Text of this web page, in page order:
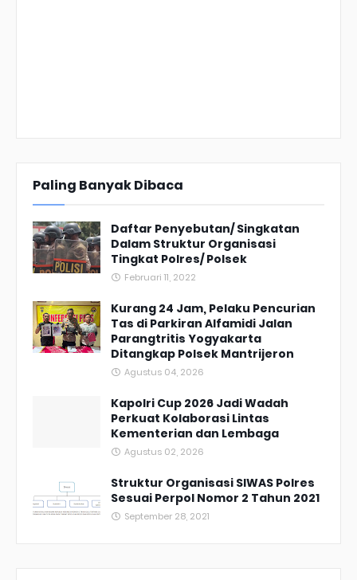
Paling Banyak Dibaca
Daftar Penyebutan/ Singkatan
Dalam Struktur Organisasi
Tingkat Polres/ Polsek
Februari 11, 2022
Kurang 24 Jam, Pelaku Pencurian
Tas di Parkiran Alfamidi Jalan
Parangtritis Yogyakarta
Ditangkap Polsek Mantrijeron
Agustus 04, 2026
Kapolri Cup 2026 Jadi Wadah
Perkuat Kolaborasi Lintas
Kementerian dan Lembaga
Agustus 02, 2026
Struktur Organisasi SIWAS Polres
Sesuai Perpol Nomor 2 Tahun 2021
September 28, 2021